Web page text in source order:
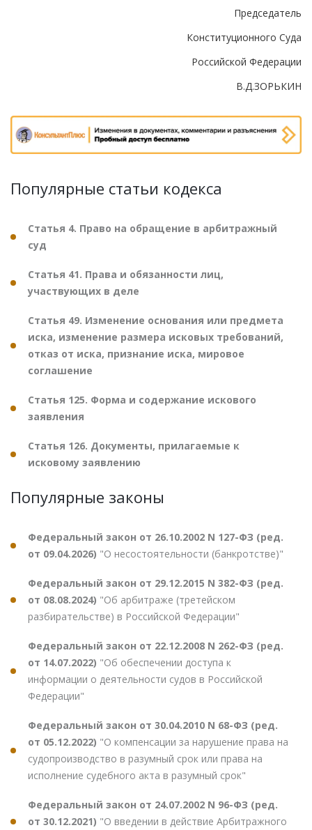
Председатель
Конституционного Суда
Российской Федерации
В.Д.ЗОРЬКИН
Популярные статьи кодекса
Статья 4. Право на обращение в арбитражный
суд
Статья 41. Права и обязанности лиц,
участвующих в деле
Статья 49. Изменение основания или предмета
иска, изменение размера исковых требований,
отказ от иска, признание иска, мировое
соглашение
Статья 125. Форма и содержание искового
заявления
Статья 126. Документы, прилагаемые к
исковому заявлению
Популярные законы
Федеральный закон от 26.10.2002 N 127-ФЗ (ред.
от 09.04.2026) "О несостоятельности (банкротстве)"
Федеральный закон от 29.12.2015 N 382-ФЗ (ред.
от 08.08.2024) "Об арбитраже (третейском
разбирательстве) в Российской Федерации"
Федеральный закон от 22.12.2008 N 262-ФЗ (ред.
от 14.07.2022) "Об обеспечении доступа к
информации о деятельности судов в Российской
Федерации"
Федеральный закон от 30.04.2010 N 68-ФЗ (ред.
от 05.12.2022) "О компенсации за нарушение права на
судопроизводство в разумный срок или права на
исполнение судебного акта в разумный срок"
Федеральный закон от 24.07.2002 N 96-ФЗ (ред.
от 30.12.2021) "О введении в действие Арбитражного